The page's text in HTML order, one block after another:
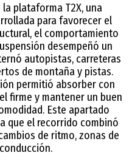
plataforma T2X, una
para favorecer el
el comportamiento
desempeñó un
autopistas, carreteras
de montaña y pistas.
permitió absorber con
firme y mantener un buen
Este apartado
que el recorrido combinó
de ritmo, zonas de